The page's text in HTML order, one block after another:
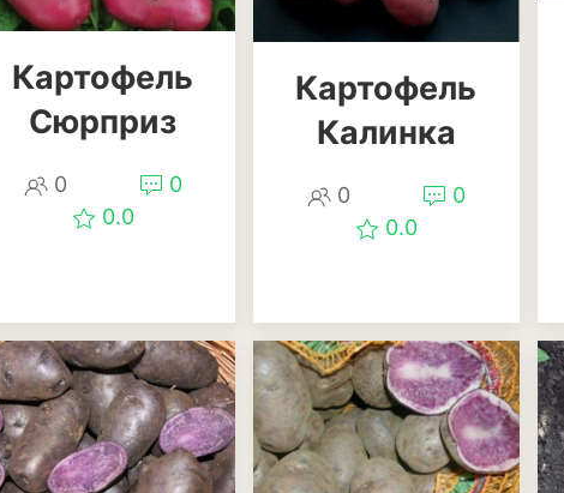
Анемона
Астра
Гладиолус
Годеция
Гортензия
Картофель
Сюрприз
0
0
0.0
Картофель
Калинка
0
0
0.0